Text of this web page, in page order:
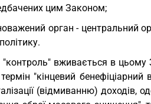
цим Законом;
орган - центральний
"контроль" вживається в цьому
термін "кінцевий
(відмиванню)